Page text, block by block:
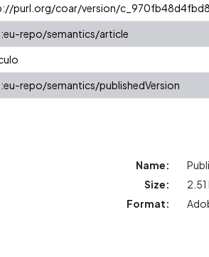
purl.org/coar/version/
repo/semantics/article
repo/semantics/publishedVersion
Name:
Size:
2.51
Format: